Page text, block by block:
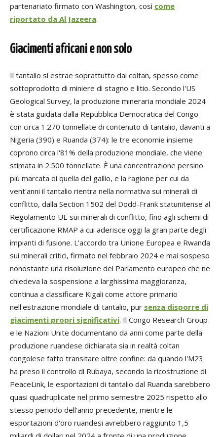
partenariato firmato con Washington, così come
riportato da Al Jazeera.
Giacimenti africani e non solo
Il tantalio si estrae soprattutto dal coltan, spesso come
sottoprodotto di miniere di stagno e litio. Secondo l'US
Geological Survey, la produzione mineraria mondiale 2024
è stata guidata dalla Repubblica Democratica del Congo
con circa 1.270 tonnellate di contenuto di tantalio, davanti a
Nigeria (390) e Ruanda (374): le tre economie insieme
coprono circa l'81% della produzione mondiale, che viene
stimata in 2.500 tonnellate. È una concentrazione persino
più marcata di quella del gallio, e la ragione per cui da
vent'anni il tantalio rientra nella normativa sui minerali di
conflitto, dalla Section 1502 del Dodd-Frank statunitense al
Regolamento UE sui minerali di conflitto, fino agli schemi di
certificazione RMAP a cui aderisce oggi la gran parte degli
impianti di fusione. L'accordo tra Unione Europea e Rwanda
sui minerali critici, firmato nel febbraio 2024 e mai sospeso
nonostante una risoluzione del Parlamento europeo che ne
chiedeva la sospensione a larghissima maggioranza,
continua a classificare Kigali come attore primario
nell'estrazione mondiale di tantalio, pur senza disporre di
giacimenti propri significativi. Il Congo Research Group
e le Nazioni Unite documentano da anni come parte della
produzione ruandese dichiarata sia in realtà coltan
congolese fatto transitare oltre confine: da quando l'M23
ha preso il controllo di Rubaya, secondo la ricostruzione di
PeaceLink, le esportazioni di tantalio dal Ruanda sarebbero
quasi quadruplicate nel primo semestre 2025 rispetto allo
stesso periodo dell'anno precedente, mentre le
esportazioni d'oro ruandesi avrebbero raggiunto 1,5